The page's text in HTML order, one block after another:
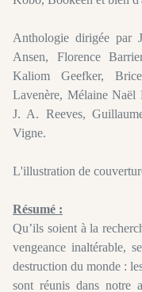
Anthologie dirigée par
Ansen, Florence
Kaliom Geefker,
Lavenère, Mélaine
J. A. Reeves,
Vigne.
L'illustration de
Résumé :
Qu’ils soient à la
vengeance inaltérable,
destruction du monde :
sont réunis dans notre